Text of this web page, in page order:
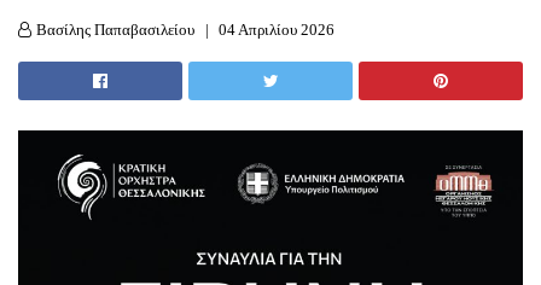
Βασίλης Παπαβασιλείου 04 Απριλίου 2026